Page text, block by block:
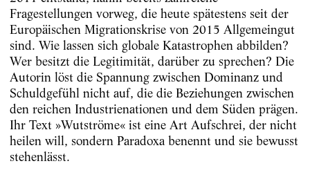
Fragestellungen vorweg, die heute spätestens seit der
Europäischen Migrationskrise von 2015 Allgemeingut
sind. Wie lassen sich globale Katastrophen abbilden?
Wer besitzt die Legitimität, darüber zu sprechen? Die
Autorin löst die Spannung zwischen Dominanz und
Schuldgefühl nicht auf, die die Beziehungen zwischen
den reichen Industrienationen und dem Süden prägen.
Ihr Text »Wutströme« ist eine Art Aufschrei, der nicht
heilen will, sondern Paradoxa benennt und sie bewusst
stehenlässt.